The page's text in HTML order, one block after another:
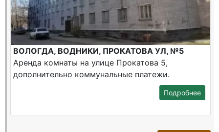
ВОЛОГДА, ВОДНИКИ, ПРОКАТОВА УЛ, №5
Аренда комнаты на улице Прокатова 5,
дополнительно коммунальные платежи.
Подробнее